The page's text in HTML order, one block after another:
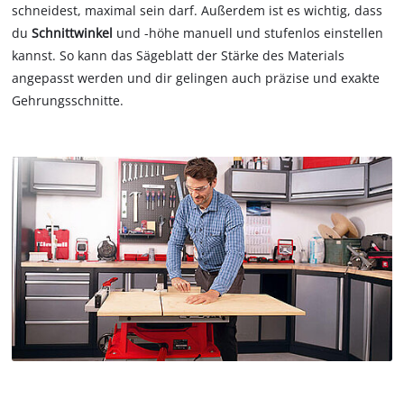
schneidest, maximal sein darf. Außerdem ist es wichtig, dass
duSchnittwinkel und -höhe manuell und stufenlos einstellen
kannst. So kann das Sägeblatt der Stärke des Materials
angepasst werden und dir gelingen auch präzise und exakte
Gehrungsschnitte.